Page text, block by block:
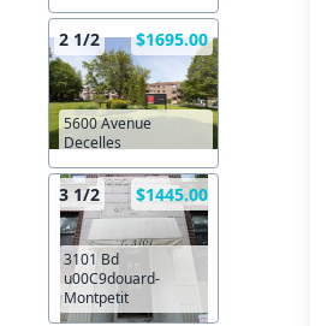
2 1/2 $1695.00
5600 Avenue
Decelles
3 1/2 $1445.00
3101 Bd
u00C9douard-
Montpetit